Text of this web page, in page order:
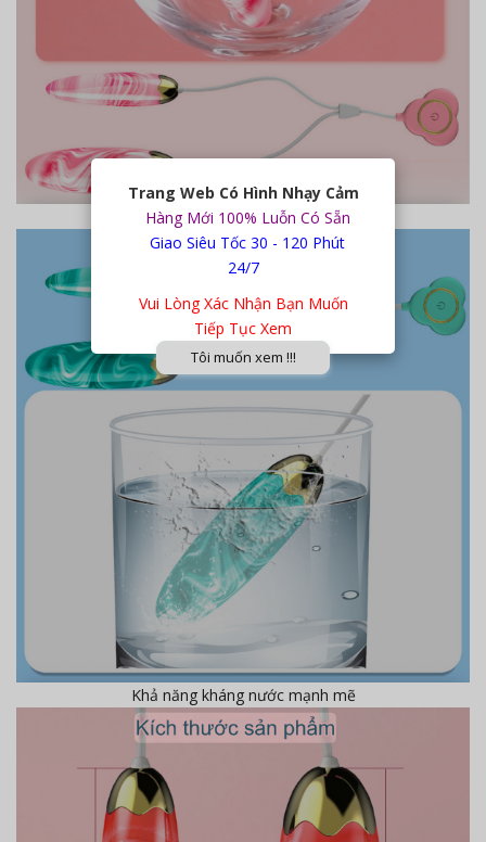
Rung kép
Khả năng kháng nước mạnh mẽ
Trang Web Có Hình Nhạy Cảm
Hàng Mới 100% Luỗn Có Sẵn
Giao Siêu Tốc 30 - 120 Phút
24/7
Vui Lòng Xác Nhận Bạn Muốn
Tiếp Tục Xem
Tôi muốn xem !!!